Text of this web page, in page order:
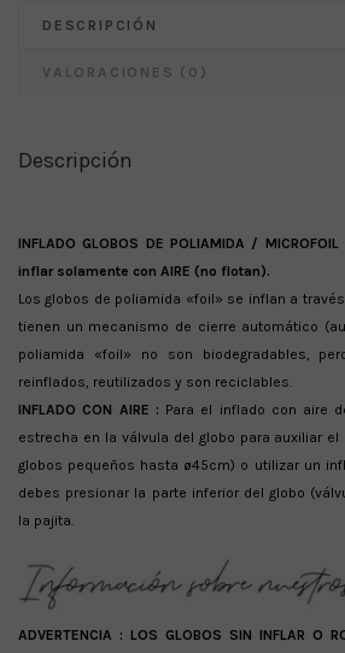
DESCRIPCIÓN
VALORACIONES (0)
Descripción
INFLADO GLOBOS DE POLIAMIDA /
inflar solamente con AIRE (no flotan).
Los globos de poliamida «foil» se inflan a
tienen un mecanismo de cierre automático
poliamida «foil» no son biodegradables,
reinflados, reutilizados y son reciclables.
INFLADO CON AIRE : Para el inflado con aire
estrecha en la válvula del globo para auxiliar
globos pequeños hasta ø45cm) o utilizar un
debes presionar la parte inferior del globo
la pajita.
ADVERTENCIA : LOS GLOBOS SIN INFLAR O